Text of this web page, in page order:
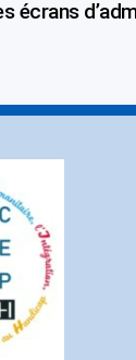
écrans